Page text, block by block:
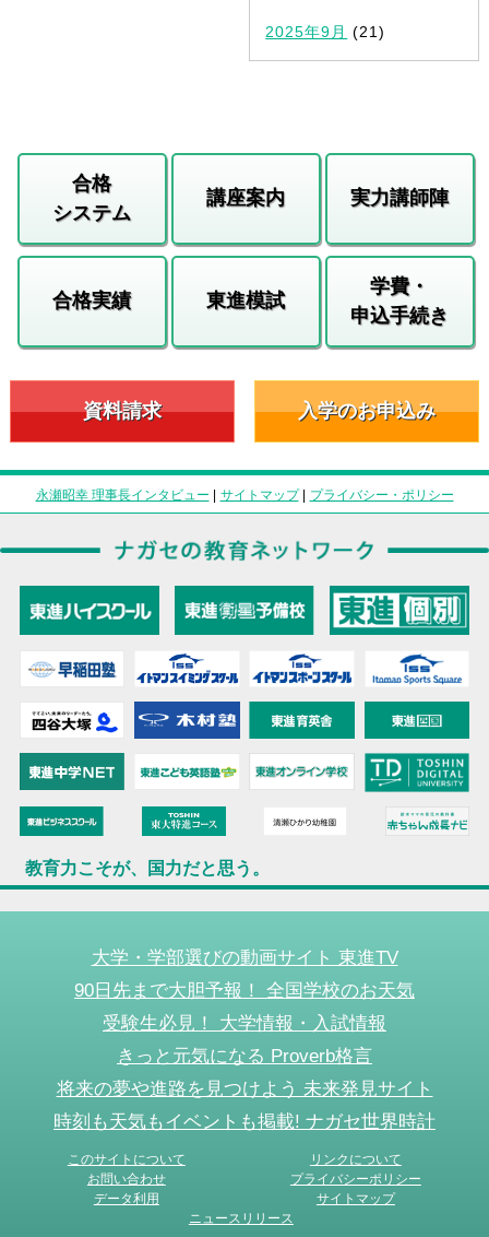
2025年9月 (21)
合格
システム
講座案内 実力講師陣
合格実績 東進模試
学費・
申込手続き
資料請求 入学のお申込み
永瀬昭幸 理事長インタビュー | サイトマップ| プライバシー・ポリシー
教育力こそが、国力だと思う。
大学・学部選びの動画サイト 東進TV
90日先まで大胆予報！ 全国学校のお天気
受験生必見！ 大学情報・入試情報
きっと元気になる Proverb格言
将来の夢や進路を見つけよう 未来発見サイト
時刻も天気もイベントも掲載! ナガセ世界時計
このサイトについて
リンクについて
お問い合わせ
プライバシーポリシー
データ利用
サイトマップ
ニュースリリース